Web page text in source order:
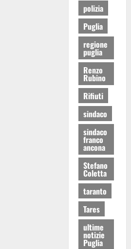
polizia
Puglia
regione
puglia
Renzo
Rubino
Rifiuti
sindaco
sindaco
franco
ancona
Stefano
Coletta
taranto
Tares
ultime
notizie
Puglia